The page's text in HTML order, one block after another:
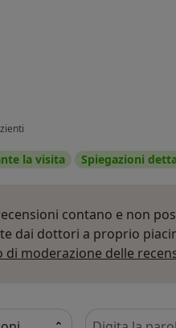
la visita Spiegazioni
contano e non
dai dottori a proprio
di moderazione delle
Cerca nelle